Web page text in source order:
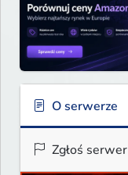
O serwerze
Zgłoś serwer